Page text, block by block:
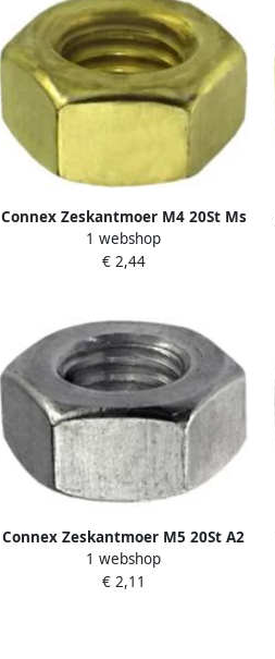
Connex Zeskantmoer M4 20St Ms
KY4240004
1 webshop
€ 2,44
Connex Zeskantmoer M5 20St A2
KY4620005
1 webshop
€ 2,11